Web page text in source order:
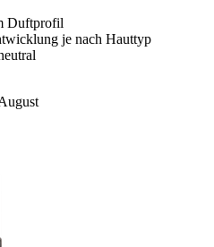
Duftprofil
je nach Hauttyp